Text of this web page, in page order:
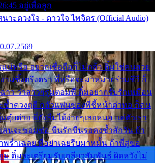
อยู่เพื่อลูก
นาะดวงใจ - ดาวใจ ไพจิตร (Official Audio)
แน่หรือ อยากเชื่อถือก็ไม่กล้า ติ๋มใช่คนสวย
ามซึ้งตรึงตรา พี่หรือจะมาหมายร่วมชีวี ก็
าว ว่าสาวๆรุมตอมพี่ ติ๋มอยากรับรักเหมือน
ช้ำดวงฤดี กลัวแฟนของพี่ชี้หน้าด่าทอ ก็คน
ตุ๋ยต่าย พี่ยังลืมได้ง่ายๆเลยหนอ แค่ตัวเรา
สนจะซอมซ่อ ขืนรักขืนรอคงช้ำสักวัน ถ้า
พร่ำเฉลย พี่อย่าเฉยรีบมาหมั้น ถ้าพี่สู่ขอ
ม ติ๋มจะเตรียมรับเกลียวสัมพันธ์ ผิดหวังไม่